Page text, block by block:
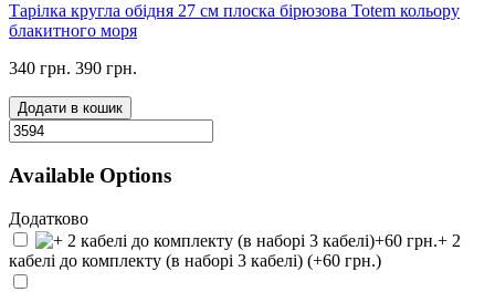
Тарілка кругла обідня 27 см плоска бірюзова Totem кольору
блакитного моря
340 грн. 390 грн.
Додати в кошик
Available Options
Додатково
+ 2
кабелі до комплекту (в наборі 3 кабелі) (+60 грн.)